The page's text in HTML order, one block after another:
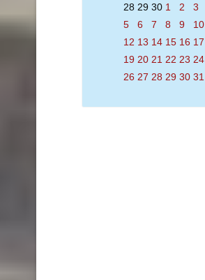
28 29 30 1 2 3
5
6 7 8 9 10
12 13 14 15 16 17
19 20 21 22 23 24
26 27 28 29 30 31